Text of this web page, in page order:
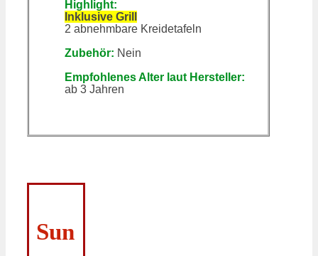
Highlight:
Inklusive Grill
2 abnehmbare Kreidetafeln
Zubehör: Nein
Empfohlenes Alter laut Hersteller:
ab 3 Jahren
Sun